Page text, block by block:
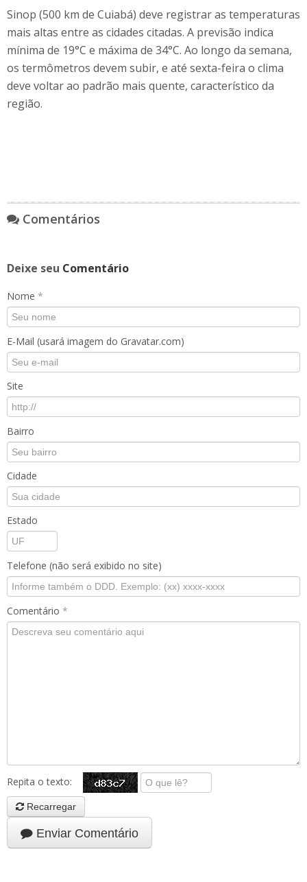
Sinop (500 km de Cuiabá) deve registrar as temperaturas
mais altas entre as cidades citadas. A previsão indica
mínima de 19°C e máxima de 34°C. Ao longo da semana,
os termômetros devem subir, e até sexta-feira o clima
deve voltar ao padrão mais quente, característico da
região.
Comentários
Deixe seu Comentário
Nome *
E-Mail (usará imagem do Gravatar.com)
Site
Bairro
Cidade
Estado
Telefone (não será exibido no site)
Comentário *
Repita o texto:
Recarregar
Enviar Comentário